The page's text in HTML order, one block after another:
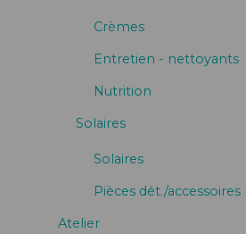
Crèmes
Entretien - nettoyants
Nutrition
Solaires
Solaires
Pièces dét./accessoires
Atelier